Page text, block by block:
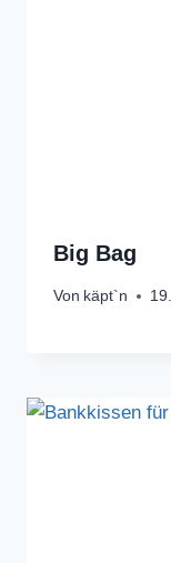
Big Bag
Von käpt`n